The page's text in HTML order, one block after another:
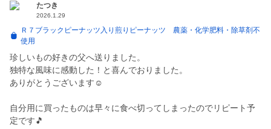
たつき
2026.1.29
Ｒ７ブラックピーナッツ入り煎りピーナッツ 農薬・化学肥料・除草剤不
使用
珍しいもの好きの父へ送りました。
独特な風味に感動した！と喜んでおりました。
ありがとうございます☺️
自分用に買ったものは早々に食べ切ってしまったのでリピート予
定です🎵